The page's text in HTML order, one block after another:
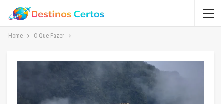
Home O Que Fazer